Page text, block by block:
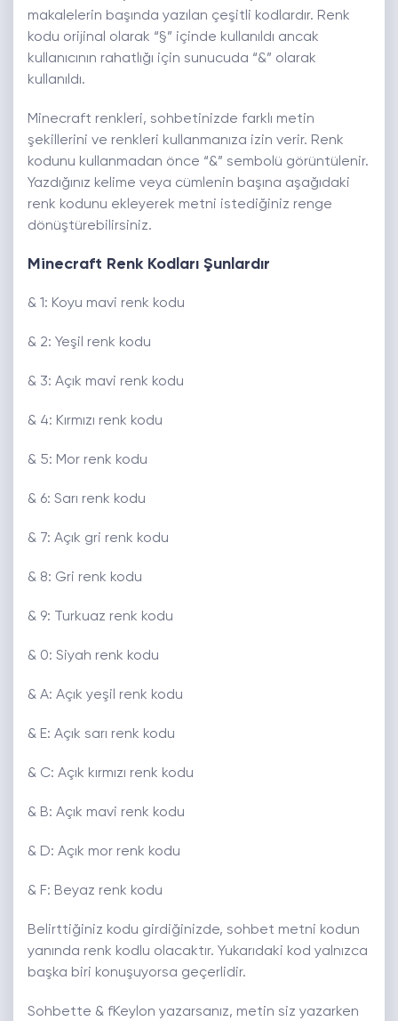
makalelerin başında yazılan çeşitli kodlardır. Renk
kodu orijinal olarak “§” içinde kullanıldı ancak
kullanıcının rahatlığı için sunucuda “&” olarak
kullanıldı.
Minecraft renkleri, sohbetinizde farklı metin
şekillerini ve renkleri kullanmanıza izin verir. Renk
kodunu kullanmadan önce “&” sembolü görüntülenir.
Yazdığınız kelime veya cümlenin başına aşağıdaki
renk kodunu ekleyerek metni istediğiniz renge
dönüştürebilirsiniz.
Minecraft Renk Kodları Şunlardır
& 1: Koyu mavi renk kodu
& 2: Yeşil renk kodu
& 3: Açık mavi renk kodu
& 4: Kırmızı renk kodu
& 5: Mor renk kodu
& 6: Sarı renk kodu
& 7: Açık gri renk kodu
& 8: Gri renk kodu
& 9: Turkuaz renk kodu
& 0: Siyah renk kodu
& A: Açık yeşil renk kodu
& E: Açık sarı renk kodu
& C: Açık kırmızı renk kodu
& B: Açık mavi renk kodu
& D: Açık mor renk kodu
& F: Beyaz renk kodu
Belirttiğiniz kodu girdiğinizde, sohbet metni kodun
yanında renk kodlu olacaktır. Yukarıdaki kod yalnızca
başka biri konuşuyorsa geçerlidir.
Sohbette & fKeylon yazarsanız, metin siz yazarken